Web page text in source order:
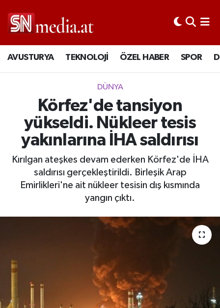
AVUSTURYA TEKNOLOJİ ÖZEL HABER SPOR
DÜNYA
Körfez'de tansiyon
yükseldi. Nükleer tesis
yakınlarına İHA saldırısı
Kırılgan ateşkes devam ederken Körfez'de İHA
saldırısı gerçekleştirildi. Birleşik Arap
Emirlikleri'ne ait nükleer tesisin dış kısmında
yangın çıktı.